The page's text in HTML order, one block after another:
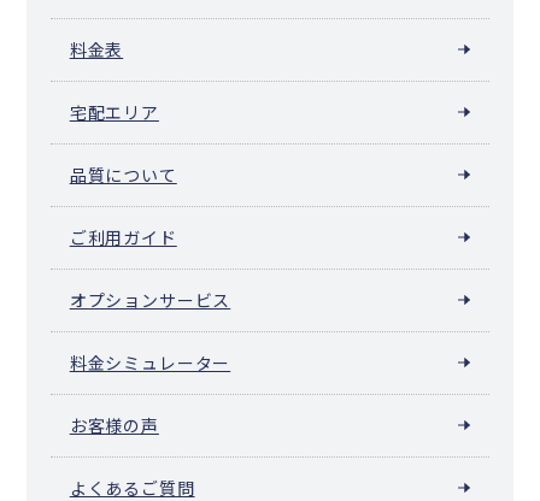
料金表
宅配エリア
品質について
ご利用ガイド
オプションサービス
料金シミュレーター
お客様の声
よくあるご質問